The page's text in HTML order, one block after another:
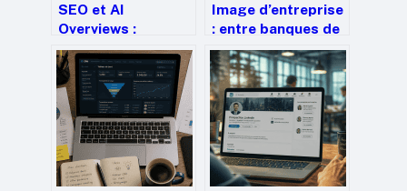
SEO et AI
Overviews :
comment maintenir
sa visibilité face à
la révolution du
zéro clic
Image d’entreprise
: entre banques de
photos et mobilier
sur-mesure,
comment maîtriser
votre identité
visuelle ?